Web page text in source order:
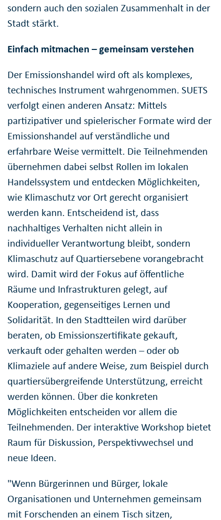
sondern auch den sozialen Zusammenhalt in der
Stadt stärkt.
Einfach mitmachen – gemeinsam verstehen
Der Emissionshandel wird oft als komplexes,
technisches Instrument wahrgenommen. SUETS
verfolgt einen anderen Ansatz: Mittels
partizipativer und spielerischer Formate wird der
Emissionshandel auf verständliche und
erfahrbare Weise vermittelt. Die Teilnehmenden
übernehmen dabei selbst Rollen im lokalen
Handelssystem und entdecken Möglichkeiten,
wie Klimaschutz vor Ort gerecht organisiert
werden kann. Entscheidend ist, dass
nachhaltiges Verhalten nicht allein in
individueller Verantwortung bleibt, sondern
Klimaschutz auf Quartiersebene vorangebracht
wird. Damit wird der Fokus auf öffentliche
Räume und Infrastrukturen gelegt, auf
Kooperation, gegenseitiges Lernen und
Solidarität. In den Stadtteilen wird darüber
beraten, ob Emissionszertifikate gekauft,
verkauft oder gehalten werden – oder ob
Klimaziele auf andere Weise, zum Beispiel durch
quartiersübergreifende Unterstützung, erreicht
werden können. Über die konkreten
Möglichkeiten entscheiden vor allem die
Teilnehmenden. Der interaktive Workshop bietet
Raum für Diskussion, Perspektivwechsel und
neue Ideen.
"Wenn Bürgerinnen und Bürger, lokale
Organisationen und Unternehmen gemeinsam
mit Forschenden an einem Tisch sitzen,